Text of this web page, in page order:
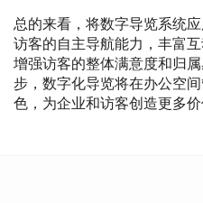
总的来看，将数字导览系统
访客的自主导航能力，丰富
增强访客的整体满意度和归
步，数字化导览将在办公空
色，为企业和访客创造更多价